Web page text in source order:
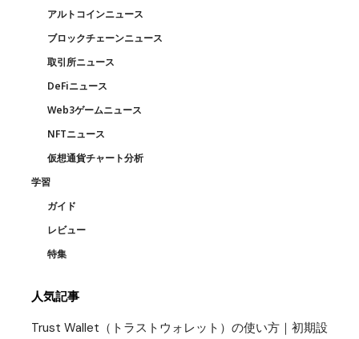
アルトコインニュース
ブロックチェーンニュース
取引所ニュース
DeFiニュース
Web3ゲームニュース
NFTニュース
仮想通貨チャート分析
学習
ガイド
レビュー
特集
人気記事
Trust Wallet（トラストウォレット）の使い方｜初期設